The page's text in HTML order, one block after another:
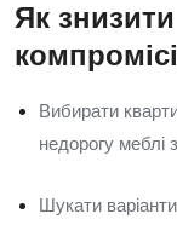
Як
Вибирати
недорогу меблі
Шукати